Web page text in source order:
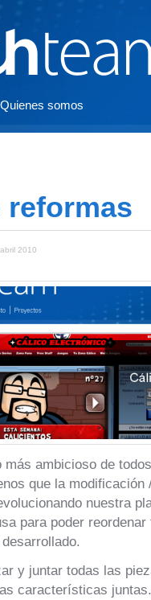
Quienes somos
reformas
2010
ambicioso de
que la modificación
nuestra
para poder
y juntar todas las
características